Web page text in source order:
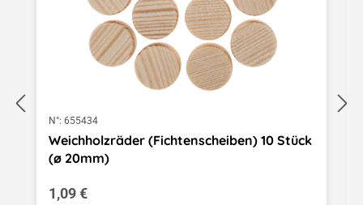
N°: 655434
Weichholzräder (Fichtenscheiben) 10 Stück
(ø 20mm)
Regulärer Preis:
1,09 €